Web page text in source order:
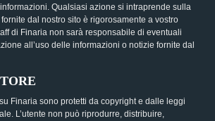
Qualsiasi azione si intraprende sulla
dal nostro sito è rigorosamente a vostro
di Finaria non sarà responsabile di eventuali
all’uso delle informazioni o notizie fornite dal
Finaria sono protetti da copyright e dalle leggi
L’utente non può riprodurre, distribuire,